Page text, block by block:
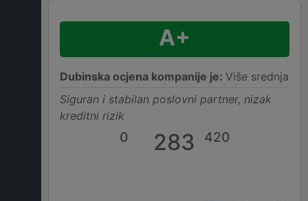
A+
Dubinska ocjena kompanije je: Više srednja
Siguran i stabilan poslovni partner, nizak
kreditni rizik
0 283 420